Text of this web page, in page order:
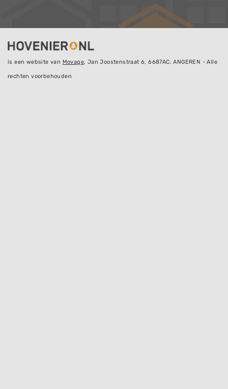
is een website van Movage, Jan Joostenstraat 6, 6687AC, ANGEREN - Alle
rechten voorbehouden